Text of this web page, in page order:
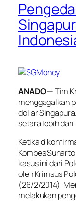
ANADO— Tim
menggagalkan
dollar
setara lebih dari
Ketika
Kombes
kasus ini dari
oleh Krimsus
(26/2/2014).
melakukan